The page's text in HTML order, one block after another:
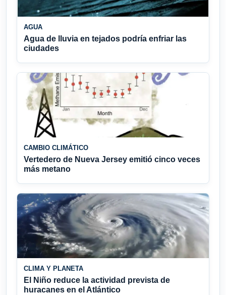
AGUA
Agua de lluvia en tejados podría enfriar las
ciudades
CAMBIO CLIMÁTICO
Vertedero de Nueva Jersey emitió cinco veces
más metano
CLIMA Y PLANETA
El Niño reduce la actividad prevista de
huracanes en el Atlántico